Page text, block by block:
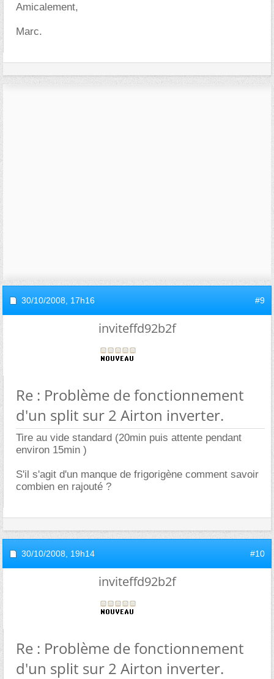
Amicalement,
Marc.
30/10/2008, 17h16 #9
inviteffd92b2f
Re : Problème de fonctionnement
d'un split sur 2 Airton inverter.
Tire au vide standard (20min puis attente pendant
environ 15min )
S'il s'agit d'un manque de frigorigène comment savoir
combien en rajouté ?
30/10/2008, 19h14 #10
inviteffd92b2f
Re : Problème de fonctionnement
d'un split sur 2 Airton inverter.